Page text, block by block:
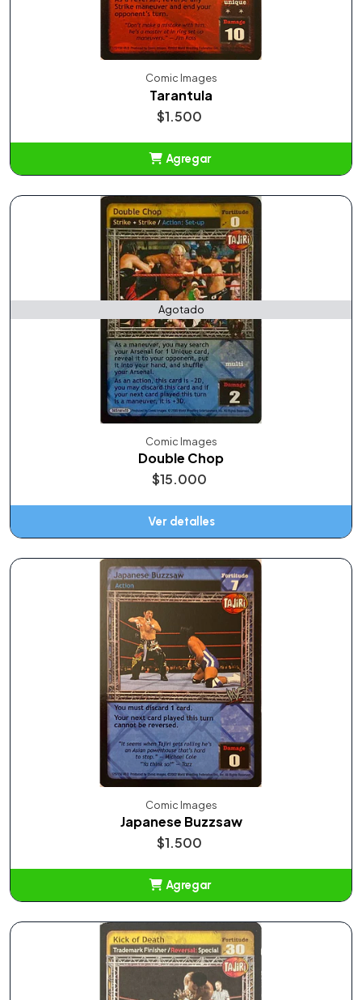
Comic Images
Tarantula
$1.500
Agregar
Agotado
Comic Images
Double Chop
$15.000
Ver detalles
Comic Images
Japanese Buzzsaw
$1.500
Agregar